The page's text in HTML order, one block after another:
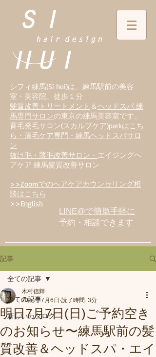
シフィ練馬(Si hui)は、 練馬駅前の美容
室・美容院、徒歩１分
髪質改善トリートメント ＆ヘッドスパ 練
馬専門サロンの東京の練馬美容室です。
育毛発毛サロン(スカルプケア)parkはこち
ら・薄毛ケア専門・練馬ヘッドスパサロ
ン
抜け毛・薄毛改善サロン・ エイジングヘ
アケア 練馬髪質改善サロン
>>Zoomでのヘアケアカウンセリング相
談はこちら
>>English
LINE@で簡単手軽に
予約・相談できます
記事
全ての記事
新しいカタログ
全ての記事
明日7月7日(日)ご予約空き
のお知らせ〜練馬駅前の髪
質改善＆ヘッドスパ・エイ
木村信輝
2024年7月6日 読了時間: 3分